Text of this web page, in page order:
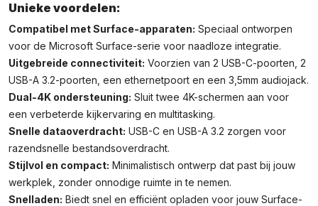
Unieke voordelen:
Compatibel met Surface-apparaten: Speciaal ontworpen
voor de Microsoft Surface-serie voor naadloze integratie.
Uitgebreide connectiviteit: Voorzien van 2 USB-C-poorten, 2
USB-A 3.2-poorten, een ethernetpoort en een 3,5mm audiojack.
Dual-4K ondersteuning: Sluit twee 4K-schermen aan voor
een verbeterde kijkervaring en multitasking.
Snelle dataoverdracht: USB-C en USB-A 3.2 zorgen voor
razendsnelle bestandsoverdracht.
Stijlvol en compact: Minimalistisch ontwerp dat past bij jouw
werkplek, zonder onnodige ruimte in te nemen.
Snelladen: Biedt snel en efficiënt opladen voor jouw Surface-